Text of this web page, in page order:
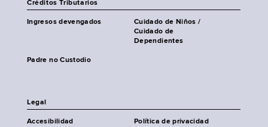
Créditos Tributarios
Ingresos devengados
Cuidado de Niños /
Cuidado de
Dependientes
Padre no Custodio
Legal
Accesibilidad Política de privacidad